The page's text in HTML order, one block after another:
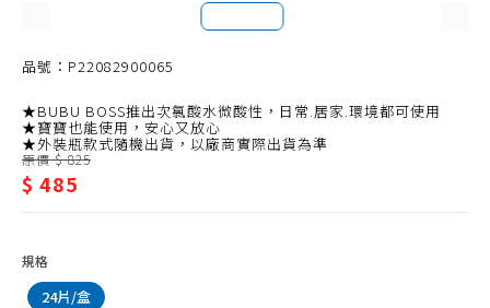
清
潔/
環
境
抗
菌、
清潔工具
抹布、菜瓜布
垃圾袋
垃圾桶
清潔劑品
防蚊、驅蚊、除蠅
品號：P22082900065
★BUBU BOSS推出次氯酸水微酸性，日常.居家.環境都可使用
★寶寶也能使用，安心又放心
★外裝瓶款式隨機出貨，以廠商實際出貨為準
原價 $ 825
$ 485
規格
24片/盒